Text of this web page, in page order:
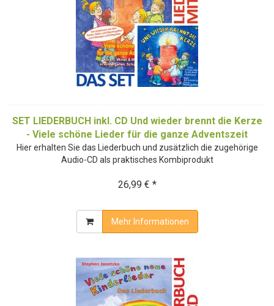
SET LIEDERBUCH inkl. CD Und wieder brennt die Kerze
- Viele schöne Lieder für die ganze Adventszeit
Hier erhalten Sie das Liederbuch und zusätzlich die zugehörige
Audio-CD als praktisches Kombiprodukt
26,99 € *
Mehr Informationen